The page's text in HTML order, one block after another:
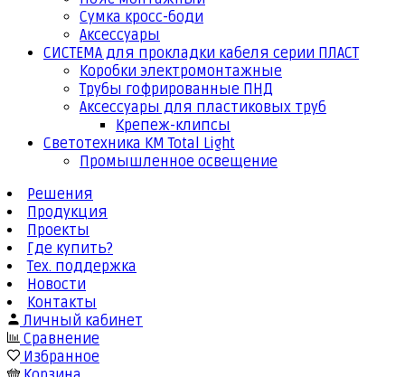
Сумка кросс-боди
Аксессуары
СИСТЕМА для прокладки кабеля серии ПЛАСТ
Коробки электромонтажные
Трубы гофрированные ПНД
Аксессуары для пластиковых труб
Крепеж-клипсы
Светотехника КМ Total Light
Промышленное освещение
Решения
Продукция
Проекты
Где купить?
Тех. поддержка
Новости
Контакты
Личный кабинет
Сравнение
Избранное